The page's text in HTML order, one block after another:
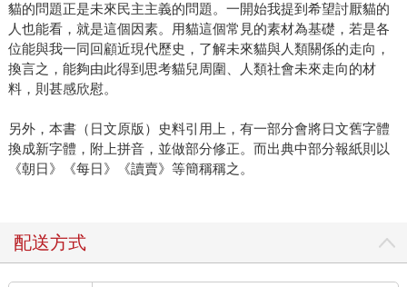
貓的問題正是未來民主主義的問題。一開始我提到希望討厭貓的
人也能看，就是這個因素。用貓這個常見的素材為基礎，若是各
位能與我一同回顧近現代歷史，了解未來貓與人類關係的走向，
換言之，能夠由此得到思考貓兒周圍、人類社會未來走向的材
料，則甚感欣慰。
另外，本書（日文原版）史料引用上，有一部分會將日文舊字體
換成新字體，附上拼音，並做部分修正。而出典中部分報紙則以
《朝日》《每日》《讀賣》等簡稱稱之。
配送方式